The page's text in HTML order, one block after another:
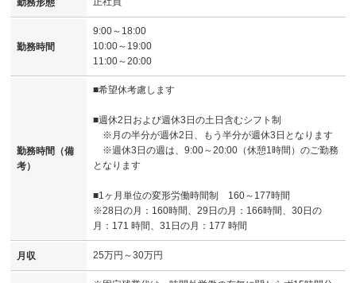
勤務形態
勤務時間
9:00～18:00
10:00～19:00
11:00～20:00
勤務時間（備
考）
■希望休考慮します
■週休2日および週休3日の土日含むシフト制
※月の半分が週休2日、もう半分が週休3日となります
※週休3日の週は、9:00～20:00（休憩1時間）のご勤務
となります
■1ヶ月単位の変形労働時間制 160～177時間
※28日の月：160時間、29日の月：166時間、30日の
月：171 時間、31日の月：177 時間
月収 25万円～30万円